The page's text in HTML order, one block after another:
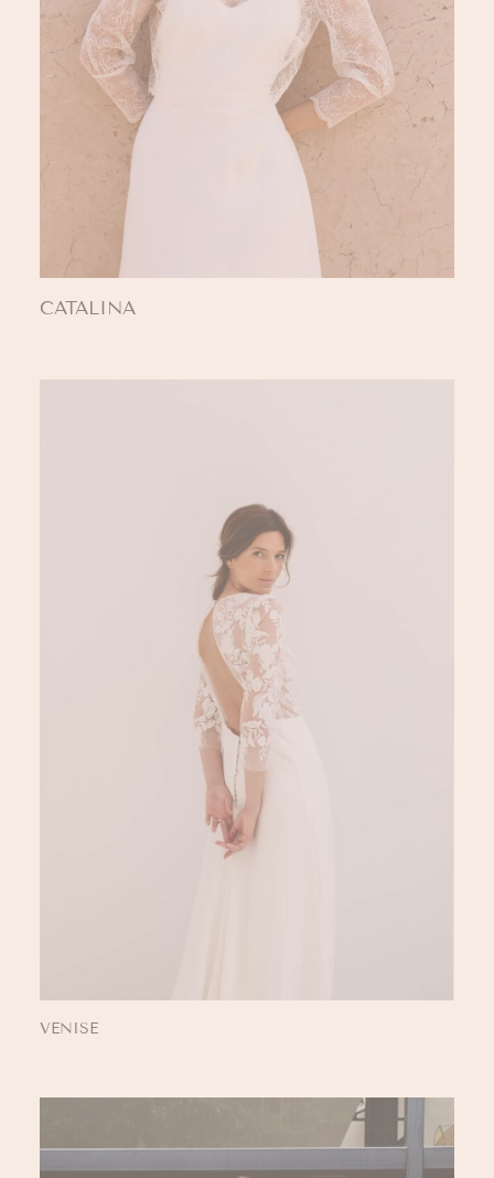
CATALINA
VENISE